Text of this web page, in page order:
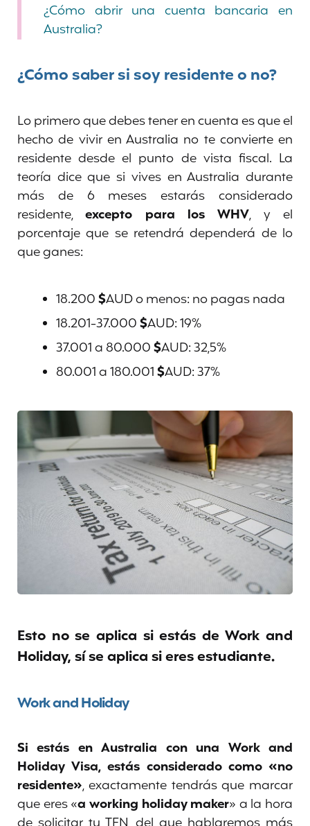
¿Cómo abrir una cuenta bancaria en
Australia?
¿Cómo saber si soy residente o no?
Lo primero que debes tener en cuenta es que el
hecho de vivir en Australia no te convierte en
residente desde el punto de vista fiscal. La
teoría dice que si vives en Australia durante
más de 6 meses estarás considerado
residente,excepto para los WHV, y el
porcentaje que se retendrá dependerá de lo
que ganes:
18.200$AUD o menos: no pagas nada
18.201-37.000$AUD: 19%
37.001 a 80.000$AUD: 32,5%
80.001 a 180.001$AUD: 37%
Esto no se aplica si estás de Work and
Holiday, sí se aplica si eres estudiante.
Work and Holiday
Si estás en Australia con una Work and
Holiday Visa, estás considerado como «no
residente», exactamente tendrás que marcar
que eres «a working holiday maker» a la hora